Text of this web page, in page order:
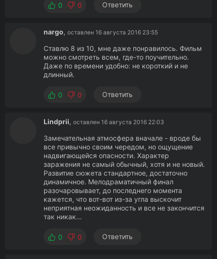
0 0 Ответить
nargo, оставлен 16 августа 2016 23:55
Ставлю 8 из 10, мне даже понравилось. Фильм
можно смотреть всем, где-то поучительно.
Даже по времени удобно: не короткий и не
длинный.
0 0 Ответить
Lindprii, оставлен 16 августа 2016 22:03
Замечательная атмосфера вначале - вроде бы
все привычно своим чередом, но ощущение
надвигающейся опасности. Характер
заражения не самый обычный, хотя и не новый.
Развитие сюжета стандартное, достаточно
динамичное. Мелодраматичный финал
разочаровывает, до последнего момента
кажется, что вот-вот из-за угла выскочит
неприятная неожиданность и все не закончится
так никак...
0 0 Ответить